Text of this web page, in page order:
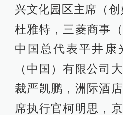
兴文化园区主席（创
杜雅特，三菱商事
中国总代表平井康
（中国）有限公司
裁严凯鹏，洲际酒
席执行官柯明思，